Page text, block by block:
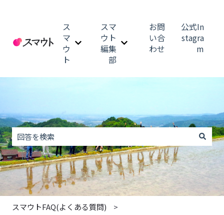
ス
マ
ウ
ト
スマウトのサブメニューを表示
スマ
ウト
編集
部
スマウト編集部のサブメニュ
お問
い合
わせ
公式In
stagra
m
これは、自動候補機能付き
検索フィールドが空なので、候補はありません。
スマウトFAQ(よくある質問)